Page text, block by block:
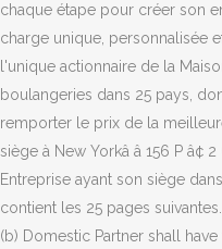
chaque étape pour créer son
charge unique, personnalisée
l'unique actionnaire de la
boulangeries dans 25 pays,
remporter le prix de la
siège à New Yorkâ â 156 P
Entreprise ayant son siège
contient les 25 pages
(b) Domestic Partner shall